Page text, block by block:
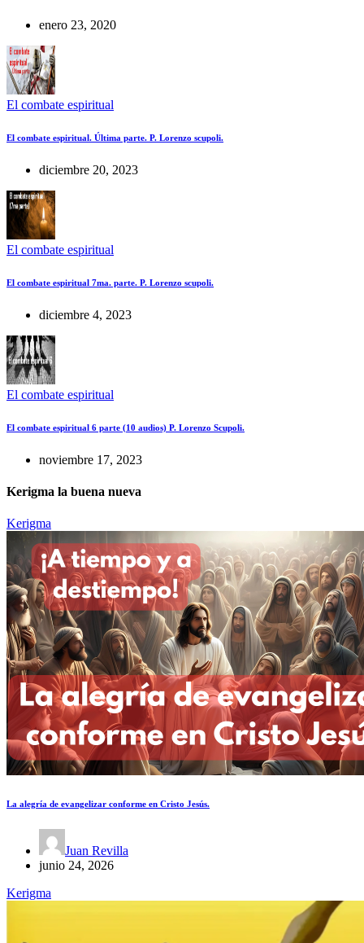
enero 23, 2020
El combate espiritual
El combate espiritual. Última parte. P. Lorenzo scupoli.
diciembre 20, 2023
El combate espiritual
El combate espiritual 7ma. parte. P. Lorenzo scupoli.
diciembre 4, 2023
El combate espiritual
El combate espiritual 6 parte (10 audios) P. Lorenzo Scupoli.
noviembre 17, 2023
Kerigma la buena nueva
Kerigma
La alegría de evangelizar conforme en Cristo Jesús.
Juan Revilla
junio 24, 2026
Kerigma